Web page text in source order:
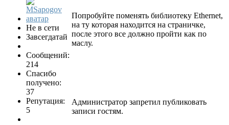
Не в сети
Завсегдатай
Сообщений:
214
Спасибо
получено:
37
Репутация:
5
Попробуйте поменять библиотеку Ethernet,
на ту которая находится на страничке,
после этого все должно пройти как по
маслу.
Администратор запретил публиковать
записи гостям.